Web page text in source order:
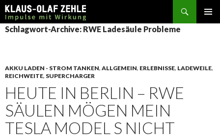
Suchen
SPRINGE
ZUM
Schlagwort-Archive: RWE Ladesäule Probleme
AKKU LADEN - STROM TANKEN, ALLGEMEIN, ERLEBNISSE, LADEWEILE,
REICHWEITE, SUPERCHARGER
HEUTE IN BERLIN – RWE
SÄULEN MÖGEN MEIN
TESLA MODEL S NICHT